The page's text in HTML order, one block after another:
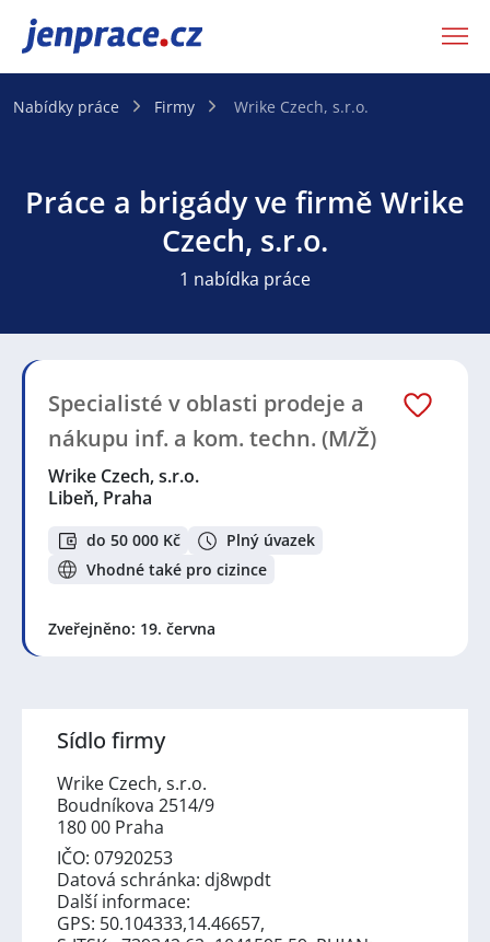
JenPráce.cz
Nabídky práce Firmy Wrike Czech, s.r.o.
Práce a brigády ve firmě Wrike
Czech, s.r.o.
1 nabídka práce
Specialisté v oblasti prodeje a
nákupu inf. a kom. techn. (M/Ž)
Wrike Czech, s.r.o.
Libeň, Praha
do 50 000 Kč
Plný úvazek
Vhodné také pro cizince
Zveřejněno: 19. června
Sídlo firmy
Wrike Czech, s.r.o.
Boudníkova 2514/9
180 00 Praha
IČO: 07920253
Datová schránka: dj8wpdt
Další informace:
GPS: 50.104333,14.46657,